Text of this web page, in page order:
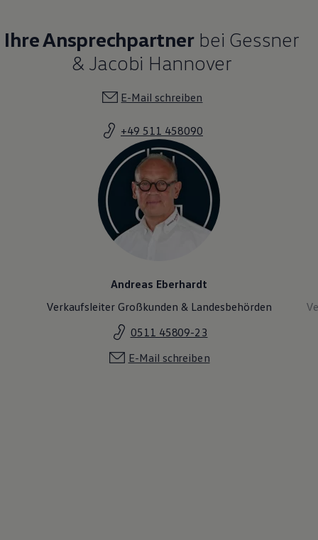
Ihre Ansprechpartnerbei Gessner
& Jacobi Hannover
E-Mail schreiben
+49 511 458090
Andreas Eberhardt
Verkaufsleiter Großkunden & Landesbehörden
0511 45809-23
E-Mail schreiben